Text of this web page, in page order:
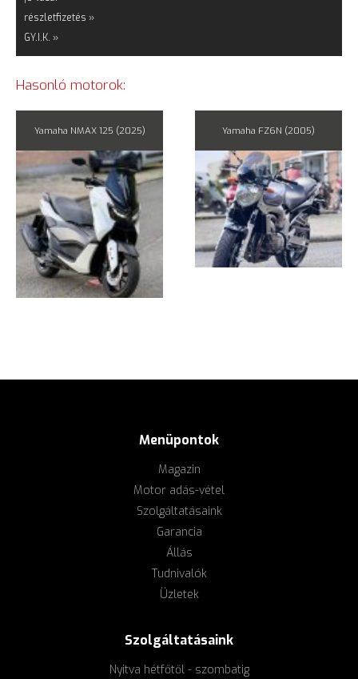
részletfizetés »
GY.I.K. »
Hasonló motorok:
Yamaha NMAX 125 (2025) Yamaha FZ6N (2005)
Menüpontok
Magazin
Motor adás-vétel
Szolgáltatásaink
Garancia
Állás
Tudnivalók
Üzletek
Szolgáltatásaink
Nyitva hétfőtől - szombatig